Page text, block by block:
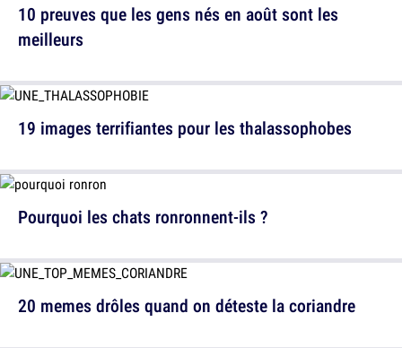
19 images terrifiantes pour les thalassophobes
20 memes drôles quand on déteste la coriandre
10 preuves que les gens nés en août sont les
meilleurs
Pourquoi les chats ronronnent-ils ?